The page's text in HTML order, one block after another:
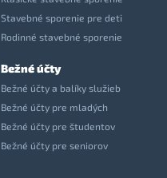
Stavebné sporenie pre deti
Rodinné stavebné sporenie
Bežné účty
Bežné účty a balíky služieb
Bežné účty pre mladých
Bežné účty pre študentov
Bežné účty pre seniorov